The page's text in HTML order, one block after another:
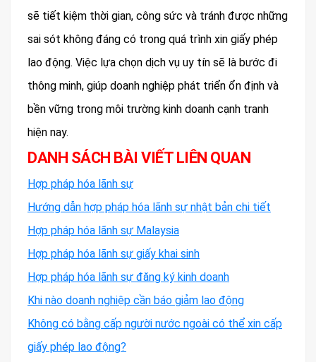
sẽ tiết kiệm thời gian, công sức và tránh được những
sai sót không đáng có trong quá trình xin giấy phép
lao động. Việc lựa chọn dịch vụ uy tín sẽ là bước đi
thông minh, giúp doanh nghiệp phát triển ổn định và
bền vững trong môi trường kinh doanh cạnh tranh
hiện nay.
DANH SÁCH BÀI VIẾT LIÊN QUAN
Hợp pháp hóa lãnh sự
Hướng dẫn hợp pháp hóa lãnh sự nhật bản chi tiết
Hợp pháp hóa lãnh sự Malaysia
Hợp pháp hóa lãnh sự giấy khai sinh
Hợp pháp hóa lãnh sự đăng ký kinh doanh
Khi nào doanh nghiệp cần báo giảm lao động
Không có bằng cấp người nước ngoài có thể xin cấp
giấy phép lao động?